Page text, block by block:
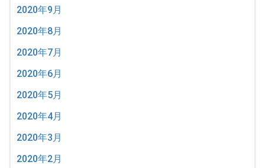
2020年9月
2020年8月
2020年7月
2020年6月
2020年5月
2020年4月
2020年3月
2020年2月